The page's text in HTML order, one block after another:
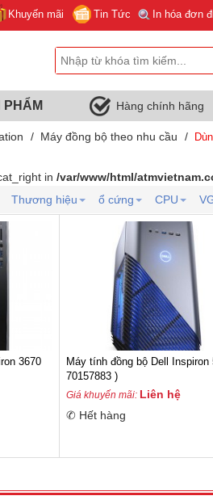
Khuyến mãi Tin Tức In hóa đơn
PHẨM Hàng chính hãng
/ Máy đồng bộ theo nhu cầu /
in /var/www/html/
Thương hiệu ổ cứng CPU
3670
Máy tính đồng bộ Dell Inspiron
70157883 )
Giá khuyến mãi: Liên hệ
✆ Hết hàng